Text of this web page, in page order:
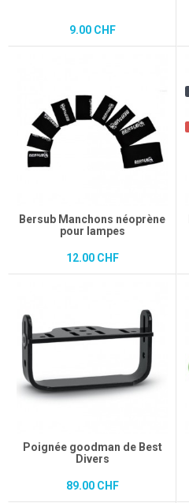
9.00 CHF
Bersub Manchons néoprène
pour lampes
12.00 CHF
Poignée goodman de Best
Divers
89.00 CHF